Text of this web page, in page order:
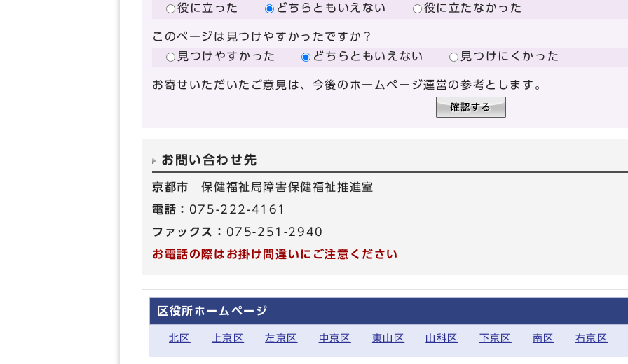
役に立った
どちらともいえない 役に立たなかった
このページは見つけやすかったですか？
見つけやすかった
どちらともいえない 見つけにくかった
お寄せいただいたご意見は、今後のホームページ運営の参考とします。
お問い合わせ先
京都市保健福祉局障害保健福祉推進室
電話： 075-222-4161
ファックス： 075-251-2940
お電話の際はお掛け間違いにご注意ください
区役所ホームページ
北区 上京区 左京区 中京区 東山区 山科区 下京区 南区 右京区